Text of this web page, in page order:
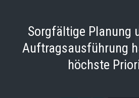
Sorgfältige Planung
Auftragsausführung
höchste